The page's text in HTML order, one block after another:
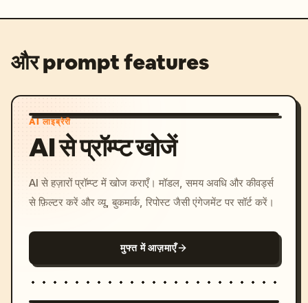
और prompt features
AI लाइब्रेरी
AI से प्रॉम्प्ट खोजें
AI से हज़ारों प्रॉम्प्ट में खोज कराएँ। मॉडल, समय अवधि और कीवर्ड्स
से फ़िल्टर करें और व्यू, बुकमार्क, रिपोस्ट जैसी एंगेजमेंट पर सॉर्ट करें।
मुफ्त में आज़माएँ